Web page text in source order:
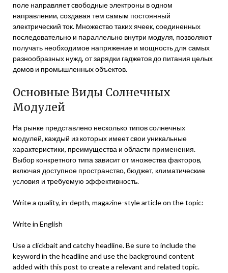
поле направляет свободные электроны в одном
направлении, создавая тем самым постоянный
электрический ток. Множество таких ячеек, соединенных
последовательно и параллельно внутри модуля, позволяют
получать необходимое напряжение и мощность для самых
разнообразных нужд, от зарядки гаджетов до питания целых
домов и промышленных объектов.
Основные Виды Солнечных
Модулей
На рынке представлено несколько типов солнечных
модулей, каждый из которых имеет свои уникальные
характеристики, преимущества и области применения.
Выбор конкретного типа зависит от множества факторов,
включая доступное пространство, бюджет, климатические
условия и требуемую эффективность.
Write a quality, in-depth, magazine-style article on the topic:
Write in English
Use a clickbait and catchy headline. Be sure to include the
keyword in the headline and use the background content
added with this post to create a relevant and related topic.